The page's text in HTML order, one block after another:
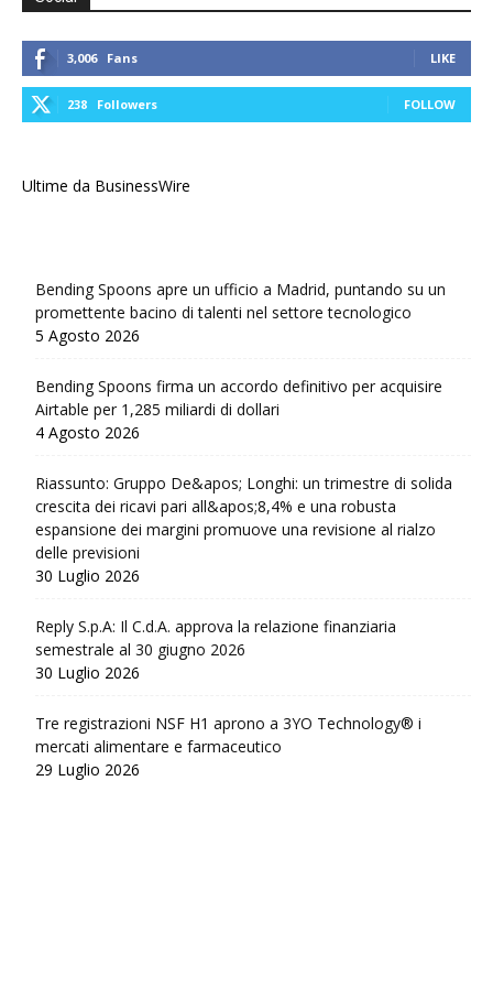
3,006 Fans LIKE
238 Followers FOLLOW
Ultime da BusinessWire
Bending Spoons apre un ufficio a Madrid, puntando su un
promettente bacino di talenti nel settore tecnologico
5 Agosto 2026
Bending Spoons firma un accordo definitivo per acquisire
Airtable per 1,285 miliardi di dollari
4 Agosto 2026
Riassunto: Gruppo De&apos; Longhi: un trimestre di solida
crescita dei ricavi pari all&apos;8,4% e una robusta
espansione dei margini promuove una revisione al rialzo
delle previsioni
30 Luglio 2026
Reply S.p.A: Il C.d.A. approva la relazione finanziaria
semestrale al 30 giugno 2026
30 Luglio 2026
Tre registrazioni NSF H1 aprono a 3YO Technology® i
mercati alimentare e farmaceutico
29 Luglio 2026